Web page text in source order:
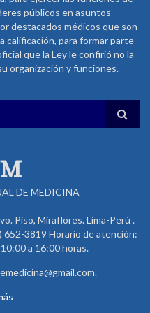
públicos en asuntos
destacados médicos que son
calificación, para formar parte
que la Ley le confirió no la
organización y funciones.
BÚSQUEDA
DE MEDICINA
Piso, Miraflores. Lima-Perú .
652-3819 Horario de atención:
a 16:00 horas.